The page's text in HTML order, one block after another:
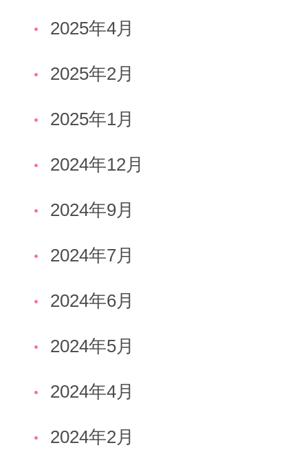
2025年4月
2025年2月
2025年1月
2024年12月
2024年9月
2024年7月
2024年6月
2024年5月
2024年4月
2024年2月